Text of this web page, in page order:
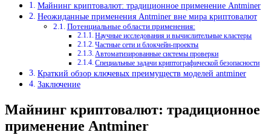
Майнинг криптовалют: традиционное применение Antminer
Неожиданные применения Antminer вне мира криптовалют
Потенциальные области применения:
Научные исследования и вычислительные кластеры
Частные сети и блокчейн-проекты
Автоматизированные системы проверки
Специальные задачи криптографической безопасности
Краткий обзор ключевых преимуществ моделей antminer
Заключение
Майнинг криптовалют: традиционное
применение Antminer